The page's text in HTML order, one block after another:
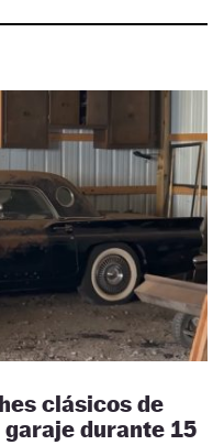
clásicos de
garaje durante 15